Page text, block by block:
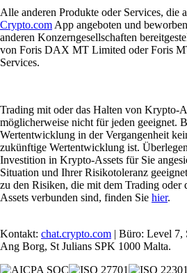
Alle anderen Produkte oder Services, die
Crypto.com App angeboten und
anderen Konzerngesellschaften
von Foris DAX MT Limited oder Foris
Services.
Trading mit oder das Halten von Krypto-
möglicherweise nicht für jeden geeignet.
Wertentwicklung in der Vergangenheit
zukünftige Wertentwicklung ist.
Investition in Krypto-Assets für Sie
Situation und Ihrer Risikotoleranz
zu den Risiken, die mit dem Trading
Assets verbunden sind, finden Sie hier.
Kontakt: chat.crypto.com | Büro: Level 7,
Ang Borg, St Julians SPK 1000 Malta.